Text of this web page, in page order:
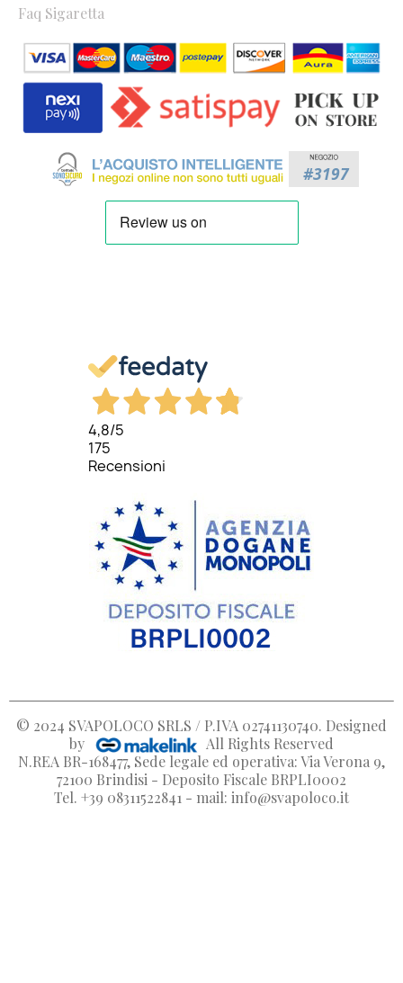
Faq Sigaretta
4,8/5
175
Recensioni
© 2024 SVAPOLOCO SRLS / P.IVA 02741130740. Designed
by
All Rights Reserved
N.REA BR-168477, Sede legale ed operativa: Via Verona 9,
72100 Brindisi - Deposito Fiscale BRPLI0002
Tel. +39 08311522841 - mail: info@svapoloco.it